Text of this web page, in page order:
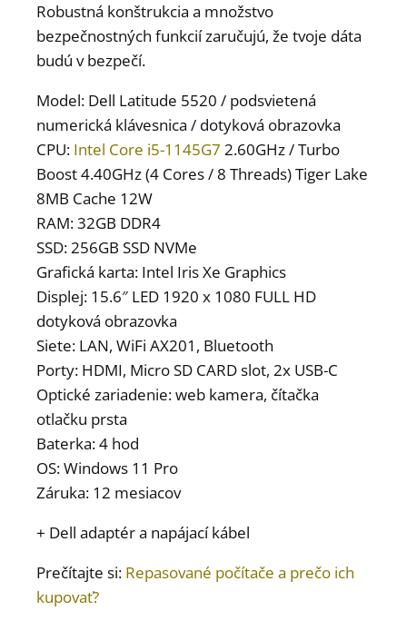
Robustná konštrukcia a množstvo
bezpečnostných funkcií zaručujú, že tvoje dáta
budú v bezpečí.
Model: Dell Latitude 5520 / podsvietená
numerická klávesnica / dotyková obrazovka
CPU: Intel Core i5-1145G7 2.60GHz / Turbo
Boost 4.40GHz (4 Cores / 8 Threads) Tiger Lake
8MB Cache 12W
RAM: 32GB DDR4
SSD: 256GB SSD NVMe
Grafická karta: Intel Iris Xe Graphics
Displej: 15.6″ LED 1920 x 1080 FULL HD
dotyková obrazovka
Siete: LAN, WiFi AX201, Bluetooth
Porty: HDMI, Micro SD CARD slot, 2x USB-C
Optické zariadenie: web kamera, čítačka
otlačku prsta
Baterka: 4 hod
OS: Windows 11 Pro
Záruka: 12 mesiacov
+ Dell adaptér a napájací kábel
Prečítajte si: Repasované počítače a prečo ich
kupovať?